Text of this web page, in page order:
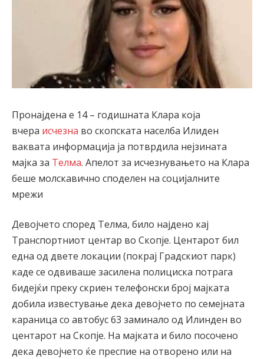
Пронајдена е 14 – годишната Клара која
вчера исчезна во скопската населба Илиден
ваквата информација ја потврдила нејзината
мајка за Телма. Апелот за исчезнувањето на Клара
беше молскавично споделен на социјалните
мрежи
Девојчето според Телма, било најдено кај
Транспортниот центар во Скопје. Центарот бил
една од двете локации (покрај Градскиот парк)
каде се одвиваше засилена полициска потрага
бидејќи преку скриен телефонски број мајката
добила известување дека девојчето по семејната
караница со автобус 63 заминало од Илинден во
центарот на Скопје. На мајката и било посочено
дека девојчето ќе преспие на отворено или на